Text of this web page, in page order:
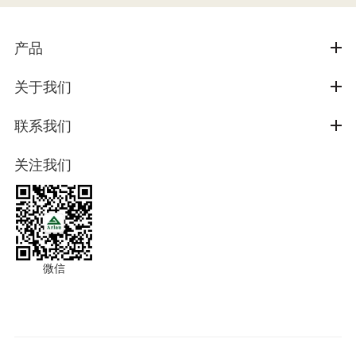
产品
关于我们
联系我们
关注我们
微信